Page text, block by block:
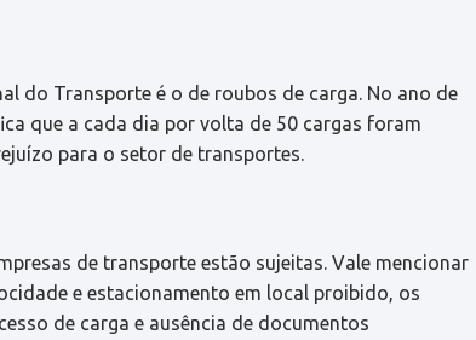
do Transporte é o de roubos de carga. No ano de
que a cada dia por volta de 50 cargas foram
para o setor de transportes.
de transporte estão sujeitas. Vale mencionar
e estacionamento em local proibido, os
de carga e ausência de documentos